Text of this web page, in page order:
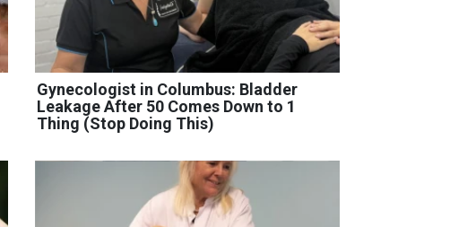
Gynecologist in Columbus: Bladder
Leakage After 50 Comes Down to 1
Thing (Stop Doing This)